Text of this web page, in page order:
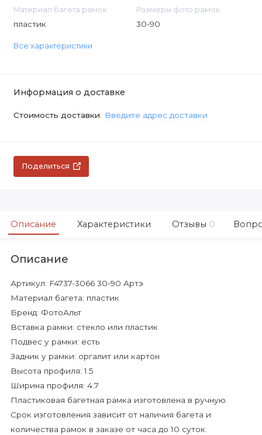
Материал багета рамок
пластик
Размеры фото рамок
30-90
Все характеристики
Информация о доставке
Стоимость доставки Введите адрес доставки
Поделиться
Описание Характеристики Отзывы 0
Описание
Артикул: F4737-3066 30-90 Артэ
Материал багета: пластик
Бренд: ФотоАльт
Вставка рамки: стекло или пластик
Подвес у рамки: есть
Задник у рамки: оргалит или картон
Высота профиля: 1.5
Ширина профиля: 4.7
Пластиковая багетная рамка изготовлена в ручную.
Срок изготовления зависит от наличия багета и
количества рамок в заказе от часа до 10 суток.